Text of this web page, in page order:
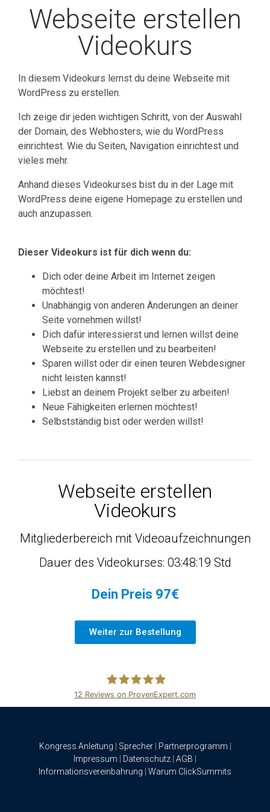
Webseite erstellen
Videokurs
In diesem Videokurs lernst du deine Webseite mit
WordPress zu erstellen.
Ich zeige dir jeden wichtigen Schritt, von der Auswahl
der Domain, des Webhosters, wie du WordPress
einrichtest. Wie du Seiten, Navigation einrichtest und
vieles mehr.
Anhand dieses Videokurses bist du in der Lage mit
WordPress deine eigene Homepage zu erstellen und
auch anzupassen.
Dieser Videokurs ist für dich wenn du:
Dich oder deine Arbeit im Internet zeigen
möchtest!
Unabhängig von anderen Änderungen an deiner
Seite vornehmen willst!
Dich dafür interessierst und lernen willst deine
Webseite zu erstellen und zu bearbeiten!
Sparen willst oder dir einen teuren Webdesigner
nicht leisten kannst!
Liebst an deinem Projekt selber zu arbeiten!
Neue Fähigkeiten erlernen möchtest!
Selbstständig bist oder werden willst!
Webseite erstellen
Videokurs
Mitgliederbereich mit Videoaufzeichnungen
Dauer des Videokurses: 03:48:19 Std
Dein Preis 97€
Weiter zur Bestellung
12 Reviews on ProvenExpert.com
Kongress Anleitung Sprecher| Partnerprogramm
Impressum
Datenschutz AGB
Informationsvereinbahrung
Warum ClickSummits